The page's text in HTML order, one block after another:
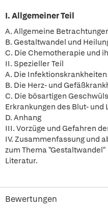
I. Allgemeiner Teil
A. Allgemeine
B. Gestaltwandel und
C. Die Chemotherapie und
II. Spezieller Teil
A. Die Infektionskrankheiten
B. Die Herz- und
C. Die bösartigen
Erkrankungen des Blut- und
D. Anhang
III. Vorzüge und Gefahren
IV. Zusammenfassung und
zum Thema "Gestaltwandel"
Literatur.
Bewertungen